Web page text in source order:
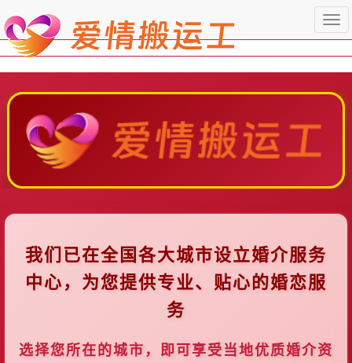
我们已在全国各大城市设立婚介服务
中心，为您提供专业、贴心的婚恋服
务
选择您所在的城市，即可享受当地优质婚介资